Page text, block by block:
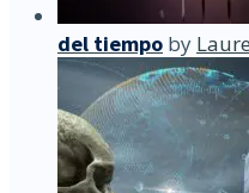
del tiempo by